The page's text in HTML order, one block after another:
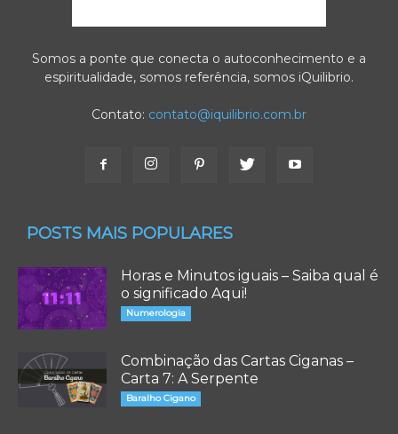
Somos a ponte que conecta o autoconhecimento e a
espiritualidade, somos referência, somos iQuilibrio.
Contato: contato@iquilibrio.com.br
POSTS MAIS POPULARES
Horas e Minutos iguais – Saiba qual é
o significado Aqui!
Numerologia
Combinação das Cartas Ciganas –
Carta 7: A Serpente
Baralho Cigano